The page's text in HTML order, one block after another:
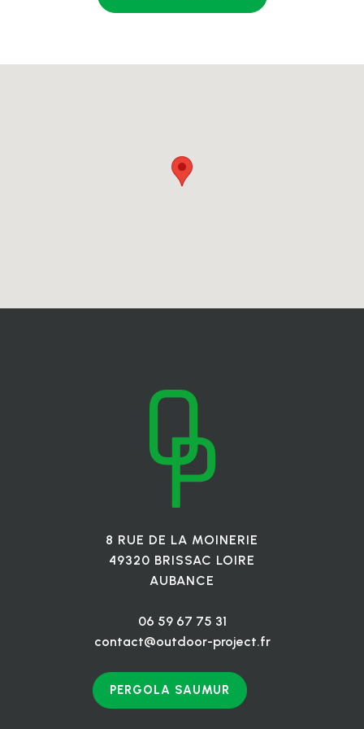
8 RUE DE LA MOINERIE
49320 BRISSAC LOIRE
AUBANCE
06 59 67 75 31
contact@outdoor-project.fr
PERGOLA SAUMUR